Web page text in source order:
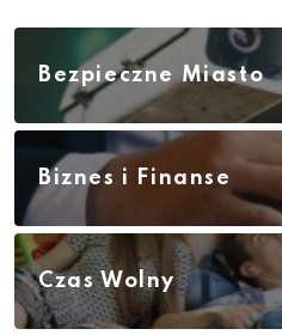
Bezpieczne Miasto
Biznes i Finanse
Czas Wolny